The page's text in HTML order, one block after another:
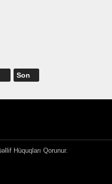
Son
Hüquqları Qorunur.